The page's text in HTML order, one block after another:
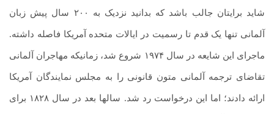
شاید برایتان جالب باشد که بدانید نزدیک به ۲۰۰ سال پیش زبان
آلمانی تنها یک قدم تا رسمیت در ایالات متحده آمریکا فاصله داشته.
ماجرای این شایعه در سال ۱۹۷۴ شروع شد، زمانیکه مهاجران آلمانی
تقاضای ترجمه آلمانی متون قانونی را به مجلس نمایندگان آمریکا
ارائه دادند؛ اما این درخواست رد شد. سالها بعد در سال ۱۸۲۸ برای